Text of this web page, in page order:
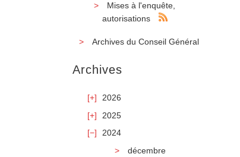
Mises à l'enquête,
autorisations
Archives du Conseil Général
Archives
2026
2025
2024
décembre